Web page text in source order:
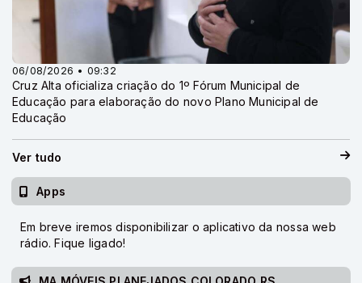
06/08/2026 • 09:32
Cruz Alta oficializa criação do 1º Fórum Municipal de
Educação para elaboração do novo Plano Municipal de
Educação
Ver tudo
Apps
Em breve iremos disponibilizar o aplicativo da nossa web
rádio. Fique ligado!